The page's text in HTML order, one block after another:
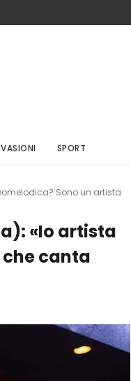
SPORT
Sono un artista
«Io artista
canta